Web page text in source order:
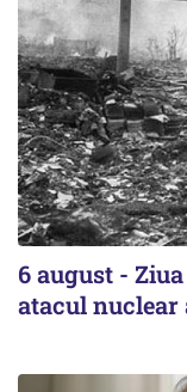
6 august -
atacul nuclear